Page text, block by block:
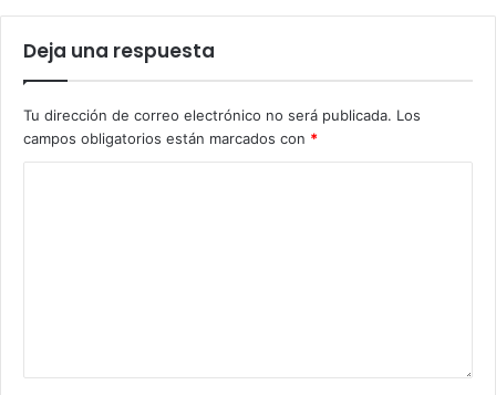
Deja una respuesta
Tu dirección de correo electrónico no será publicada. Los
campos obligatorios están marcados con *